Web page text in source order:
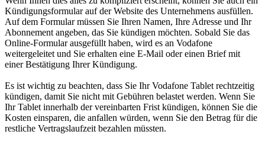
Kündigungsformular auf der Website des Unternehmens ausfüllen.
Auf dem Formular müssen Sie Ihren Namen, Ihre Adresse und Ihr
Abonnement angeben, das Sie kündigen möchten. Sobald Sie das
Online-Formular ausgefüllt haben, wird es an Vodafone
weitergeleitet und Sie erhalten eine E-Mail oder einen Brief mit
einer Bestätigung Ihrer Kündigung.
Es ist wichtig zu beachten, dass Sie Ihr Vodafone Tablet rechtzeitig
kündigen, damit Sie nicht mit Gebühren belastet werden. Wenn Sie
Ihr Tablet innerhalb der vereinbarten Frist kündigen, können Sie die
Kosten einsparen, die anfallen würden, wenn Sie den Betrag für die
restliche Vertragslaufzeit bezahlen müssten.